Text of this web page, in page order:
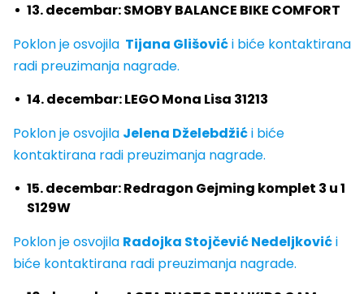
13. decembar: SMOBY BALANCE BIKE COMFORT
Poklon je osvojila Tijana Glišovići biće kontaktirana
radi preuzimanja nagrade.
14. decembar: LEGO Mona Lisa 31213
Poklon je osvojila Jelena Dželebdžići biće
kontaktirana radi preuzimanja nagrade.
15. decembar: Redragon Gejming komplet 3 u 1
S129W
Poklon je osvojila Radojka Stojčević Nedeljkovići
biće kontaktirana radi preuzimanja nagrade.